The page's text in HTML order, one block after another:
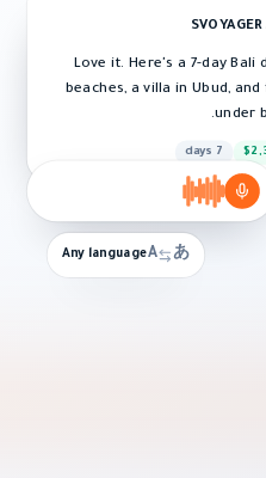
SVOYAGER
Love it. Here's a 7-day Bali
beaches, a villa in Ubud,
under
7 days
あ
A
Any language